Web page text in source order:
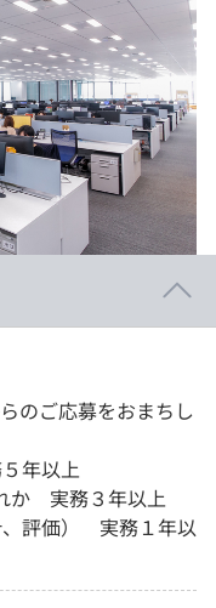
のご応募をおまちし
年以上
か 実務３年以上
、評価） 実務１年以